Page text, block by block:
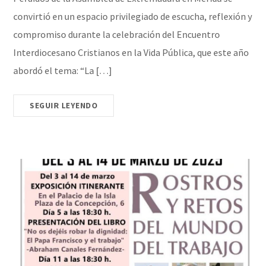
convirtió en un espacio privilegiado de escucha, reflexión y
compromiso durante la celebración del Encuentro
Interdiocesano Cristianos en la Vida Pública, que este año
abordó el tema: “La […]
SEGUIR LEYENDO